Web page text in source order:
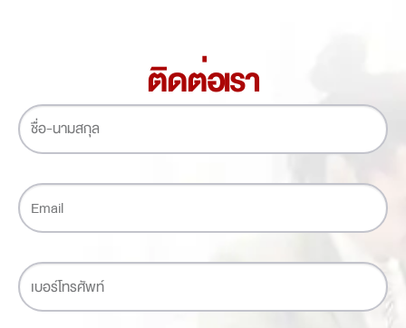
ติดต่อเรา